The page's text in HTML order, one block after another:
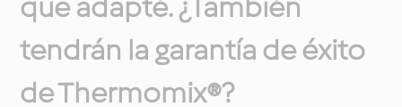
que adapté. ¿También
tendrán la garantía de éxito
de Thermomix®?